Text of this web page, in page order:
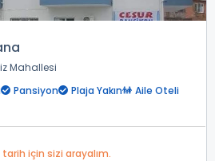
Mahallesi
Pansiyon Plaja Yakın
Aile Oteli
için sizi arayalım.